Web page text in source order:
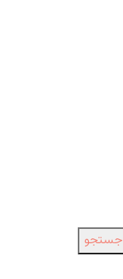
جستجو